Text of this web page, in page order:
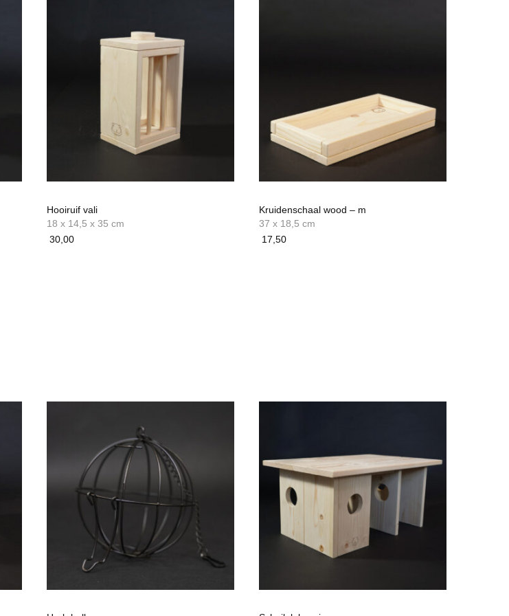
Hooiruif vali
18 x 14,5 x 35 cm
30,00
Kruidenschaal wood – m
37 x 18,5 cm
17,50